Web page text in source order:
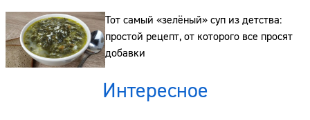
Тот самый «зелёный» суп из детства:
простой рецепт, от которого все просят
добавки
Интересное